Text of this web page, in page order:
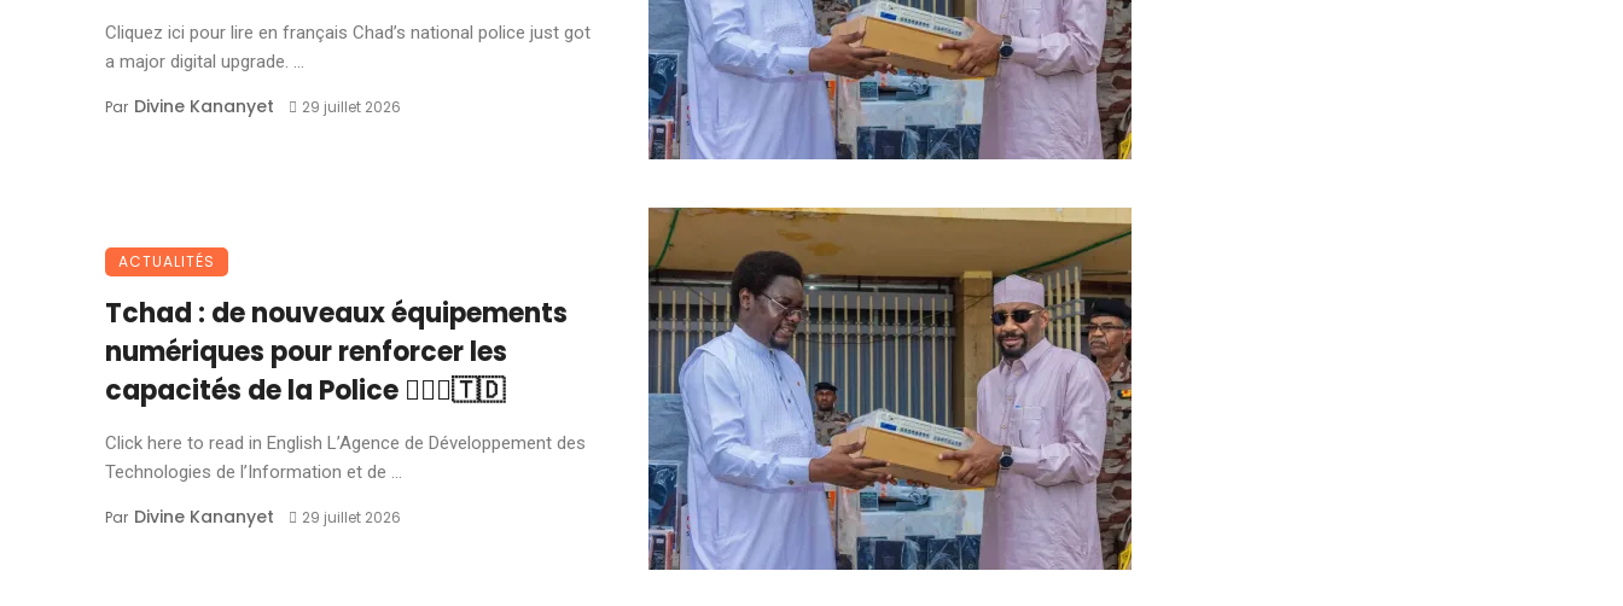
Cliquez ici pour lire en français Chad’s national police just got
a major digital upgrade. ...
Par Divine Kananyet 29 juillet 2026
ACTUALITÉS
Tchad : de nouveaux équipements
numériques pour renforcer les
capacités de la Police 👮🏽‍♂️🇹🇩
Click here to read in English L’Agence de Développement des
Technologies de l’Information et de ...
Par Divine Kananyet 29 juillet 2026